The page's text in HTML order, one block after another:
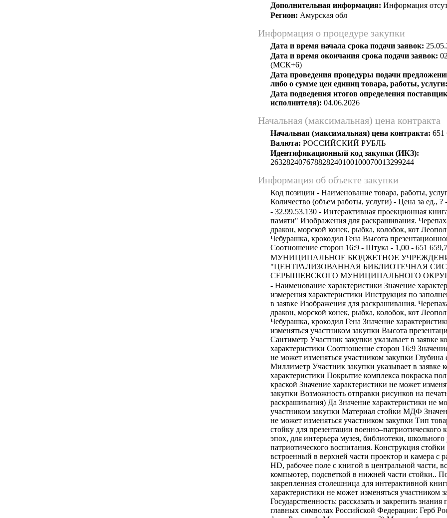
Дополнительная информация: Информация
Регион: Амурская обл
Информация о процедуре закупки
Дата и время начала срока подачи заявок:
Дата и время окончания срока подачи заявок:
(МСК+6)
Дата проведения процедуры подачи
либо о сумме цен единиц товара, работы, услуги:
Дата подведения итогов определения
исполнителя): 04.06.2026
Начальная (максимальная) цена контракта
Начальная (максимальная) цена контракта: 651
Валюта: РОССИЙСКИЙ РУБЛЬ
Идентификационный код закупки (ИКЗ):
263282407678828240100100070013299244
Информация об объекте закупки
Код позиции - Наименование товара, работы,
Количество (объем работы, услуги) - Цена за ед., ?
- 32.99.53.130 - Интерактивная проекционная
памяти" Изображения для раскрашивания.
дракон, морской конек, рыбка, колобок, кот
Чебурашка, крокодил Гена Высота
Соотношение сторон 16:9 - Штука - 1,00 - 651
МУНИЦИПАЛЬНОЕ БЮДЖЕТНОЕ
"ЦЕНТРАЛИЗОВАННАЯ БИБЛИОТЕЧНАЯ
СЕРЫШЕВСКОГО МУНИЦИПАЛЬНОГО
- Наименование характеристики Значение характеристики Единица измерения характеристики Инструкция по заполнению характеристик в заявке Изображения для раскрашивания. Черепаха, плавающий дракон, морской конек, рыбка, колобок, кот Леопольд, Золушка, Чебурашка, крокодил Гена Значение характеристики не может изменяться участником закупки Высота презентационной книги ? 42 Сантиметр Участник закупки указывает в заявке конкретное значение характеристики Соотношение сторон 16:9 Значение характеристики не может изменяться участником закупки Глубина стойки ? 566 Миллиметр Участник закупки указывает в заявке конкретное значение характеристики Покрытие комплекса покраска полиуретановой краской Значение характеристики не может изменяться участником закупки Возможность отправки рисунков на печать (до и после раскрашивания) Да Значение характеристики не может изменяться участником закупки Материал стойки МДФ Значение характеристики не может изменяться участником закупки Тип товара Представляет стойку для презентации военно–патриотического контента советской эпох, для интерьера музея, библиотеки, школьного уголка патриотического воспитания. Конструкция стойки должна включать встроенный в верхней части проектор и камера с разрешением Full HD, рабочее поле с книгой в центральной части, встроенный компьютер, подсветкой в нижней части стойки.. По центру стойки закрепленная столешница для интерактивной книги Значение характеристики не может изменяться участником закупки Блок 3 Государственность: рассказать и закрепить знания пользователя о главных символах Российской Федерации: Герб России, гимн России, флаг России 1. Музыка и текст 2) Музыка (минусовка) В блоке присутствует маскот (персонаж), являющийся проводником и навигатором по данному разделу, который выводит текстовые и голосовые сообщения пользователю, помогая пользователю узнать и закрепить материалы о Гербе, Гимне и Флаге России. Значение характеристики не может изменяться участником закупки Программное обеспечение для создания интерактивных квестов интерактивная карта с пятью локациями, размеченными общим количеством точек с цифрами от 1 до 81 и точками старта и финиша,экстра точки. Значение характеристики не может изменяться участником закупки Количество встроенных динамиков ? 1 Штука Участник закупки указывает в заявке конкретное значение характеристики Блок 8 Интерактивная доска: представляет собой приложение для рисования, создания фигур и текста. Функции: Сохранение в формате png, Электронная клавиатура, Настройки фона (Разлиновка, Цвет) Инструменты: Вставить изображение, Вставить текст, Карандаш, Маркер, Цветовая палитра, Толщина линии, Ластик, Вперед на один шаг, Назад на один шаг, Корзина. Редактирование созданного объекта: Удалить, Дублировать, Заблокировать, Отзеркалить, Сменить цвет Значение характеристики не может изменяться участником закупки Встроенный компьютер . Кэш–память L3 ? 4 Мегабайт Участник закупки указывает в заявке конкретное значение характеристики Ширина столешницы ? 484 Миллиметр Участник закупки указывает в заявке конкретное значение характеристики Функционал анимационный холст для раскрашивания анимационного героя, контурное изображение анимационного героя , три иконки для раскрашивания различными способами заливки: градиентной заливкой выбранного цвета из цветовой палитры и заливкой одним сплошным цветом. иконка в форме ластика, предназначенная для стирания ранее выбранной заливки изображения иконка в форме баллончика с краской, предназначенная для раскрашивания изображения в форме напыления иконка с изображением волшебной палочки, предназначенная для перехода готового изображения в анимационную локацию иконка с изображением карты памяти, предназначенная для сохранения готового изображения иконка с изображением стилизованного перекрестия, предназначенной для выхода из программы Значение характеристики не может изменяться участником закупки Количество тестов в интерактивном квесте ? 20 Штука Участник закупки указывает в заявке конкретное значение характеристики Материал страниц презентационной книги полилит Значение характеристики не может изменяться участником закупки Перейти вперед на 5 точек ? 1 и < 3 Штука Участник закупки указывает в заявке конкретное значение характеристики Редактор интерактивных книг, позволяющий редактировать и создавать с нуля дополнительный контент (книга для стенда) в формате PDF, для демонстрации в интерактивной инсталляции В главном меню должна быть реализована возможность изучения основных параметров программы и ее компонентов. Через главное меню должен осуществляться переход к библиотеке редактора, где хранятся все созданные пользователем книги. Навигация по библиотеке осуществляется в алфавитном порядке или по дате добавления, а так же возможность формировать набор книг в библиотеку с избранным Возможность с помощью Редактора книг загрузить существующую книгу в PDF формате, и отредактировать последовательность страниц, а так же удалить страницы, тем самым формируя собственную книгу для демонстрации в интерактивной инсталляции Данный раздел имеет следующие функции: Добавить текст Возможность добавления собственного текста с возможностью выбора шрифта (не менее 10 шт.), размера и цвета Добавить изображение Возможность добавить изображение, которое может быть отредактировано в формате Изменение размера и изменения соотношения сторон Очистить страницу Возможность полностью удалять все элементы на выбранной странице Отменить\Вперед: Отмена действия Возможность установить обложку для книги Возможность назначить имя книги Сохранение книги в библиотеке редактора Возможность удалить страницу Возможность добавить страницу Перенести страницу (изменение последовательности) Экспорт книги в формате PDF наличие Значение характеристики не может изменяться участником закупки Дополнительный вопрос, чтобы перейти на еще на одну точку вперед ? 2 и < 4 Штука Участник закупки указывает в заявке конкретное значение характеристики Вернуться назад к месту хода ? 1 и < 3 Штука Участник закупки указывает в заявке конкретное значение характеристики Пропуск хода ? 2 и < 4 Штука Участник закупки указывает в заявке конкретное значение характеристики Сохранение раскрашенного изображения с расширением .png да Значение характеристики не может изменяться участником закупки Дизайн интерактивной карты выполнен в виде 5 островов. да Значение характеристики не может изменяться участником закупки Тип проектора Стационарный Значение характеристики не может изменяться участником закупки Количество музыкальных дорожек фоновой музыки, музыкальных дорожек со звуковыми эффектами (шум ветра, шум дождя, пение птиц), соответствующих ландшафту острова ? 5 Штука Участник закупки указывает в заявке конкретное значение характеристики Презентационная книга. Тип большая книга с отдельными белыми листами Значение характеристики не может изменяться участником закупки Максимальная частота кадров камеры ? 30 Герц Участник закупки указывает в заявке конкретное значение характеристики Световой поток ? 3300 Люмен Участник закупки указывает в заявке конкретное значение характеристики Наличие комплекта Интерактивного программного обеспечения на usb - носителе Да Значение характеристики не может изменяться участником закупки Блок 4 Выдающиеся личности России: ( Библиотека личностей Состав – 100 карточек личностей, сделавших существенный вклад в историю России. Навигация осуществляется в алфавитном порядке и фильтроваться по буквам фамилии, а также делиться